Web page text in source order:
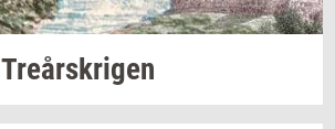
Tre­år­skri­gen